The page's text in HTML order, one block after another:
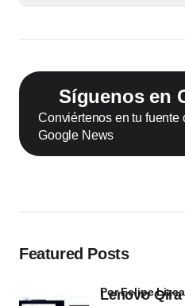
Síguenos en
Conviértenos en tu fuente
Google News
Featured Posts
Lenovo
por Felipe